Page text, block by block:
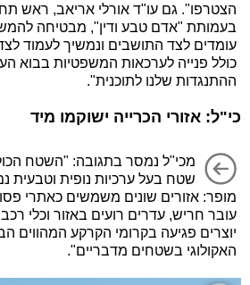
הצטרפו". גם עו"ד אורלי אריאב, ראש
בעמותת "אדם טבע ודין", מבטיחה
עומדים לצד התושבים ונמשיך לעמוד
כולל פנייה לערכאות המשפטיות בבוא
ההתנגדות שלנו לתוכנית".
כי"ל: אזורי הכרייה ישוקמו מיד
מכי"ל נמסר בתגובה: "השטח
שטח בעל ערכיות נופית וטבעית
מופר: אזורים שונים משמשים כאתרי
עובר חריש, עדרים רועים באזור וכלי
יוצרים פגיעה בקרומי הקרקע המהווים
האקולוגי בשטחים מדבריים".